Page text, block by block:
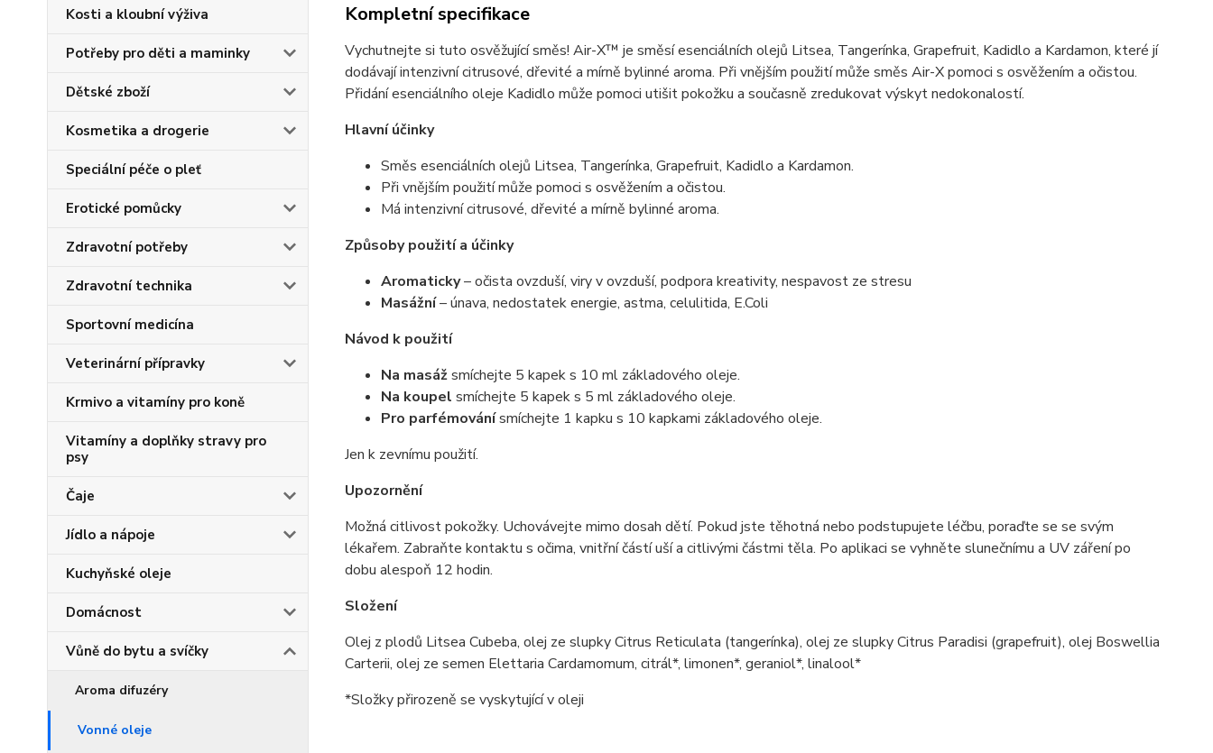
Kosti a kloubní výživa
Potřeby pro děti a maminky
Dětské zboží
Kosmetika a drogerie
Speciální péče o pleť
Erotické pomůcky
Zdravotní potřeby
Zdravotní technika
Sportovní medicína
Veterinární přípravky
Krmivo a vitamíny pro koně
Vitamíny a doplňky stravy pro
psy
Čaje
Jídlo a nápoje
Kuchyňské oleje
Domácnost
Vůně do bytu a svíčky
Aroma difuzéry
Vonné oleje
Kompletní specifikace
Vychutnejte si tuto osvěžující směs! Air-X™ je směsí esenciálních olejů Litsea, Tangerínka, Grapefruit, Kadidlo a Kardamon, které jí
dodávají intenzivní citrusové, dřevité a mírně bylinné aroma. Při vnějším použití může směs Air-X pomoci s osvěžením a očistou.
Přidání esenciálního oleje Kadidlo může pomoci utišit pokožku a současně zredukovat výskyt nedokonalostí.
Hlavní účinky
Směs esenciálních olejů Litsea, Tangerínka, Grapefruit, Kadidlo a Kardamon.
Při vnějším použití může pomoci s osvěžením a očistou.
Má intenzivní citrusové, dřevité a mírně bylinné aroma.
Způsoby použití a účinky
Aromaticky– očista ovzduší, viry v ovzduší, podpora kreativity, nespavost ze stresu
Masážní– únava, nedostatek energie, astma, celulitida, E.Coli
Návod k použití
Na masážsmíchejte 5 kapek s 10 ml základového oleje.
Na koupel smíchejte 5 kapek s 5 ml základového oleje.
Pro parfémovánísmíchejte 1 kapku s 10 kapkami základového oleje.
Jen k zevnímu použití.
Upozornění
Možná citlivost pokožky. Uchovávejte mimo dosah dětí. Pokud jste těhotná nebo podstupujete léčbu, poraďte se se svým
lékařem. Zabraňte kontaktu s očima, vnitřní částí uší a citlivými částmi těla. Po aplikaci se vyhněte slunečnímu a UV záření po
dobu alespoň 12 hodin.
Složení
Olej z plodů Litsea Cubeba, olej ze slupky Citrus Reticulata (tangerínka), olej ze slupky Citrus Paradisi (grapefruit), olej Boswellia
Carterii, olej ze semen Elettaria Cardamomum, citrál*, limonen*, geraniol*, linalool*
*Složky přirozeně se vyskytující v oleji